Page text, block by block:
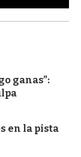
ganas”:
en la pista